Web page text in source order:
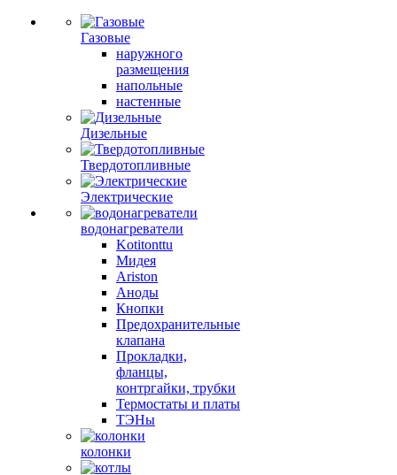
Газовые
наружного
размещения
напольные
настенные
Дизельные
Твердотопливные
Электрические
водонагреватели
Kotitonttu
Мидея
Ariston
Аноды
Кнопки
Предохранительные
клапана
Прокладки,
фланцы,
контргайки, трубки
Термостаты и платы
ТЭНы
колонки